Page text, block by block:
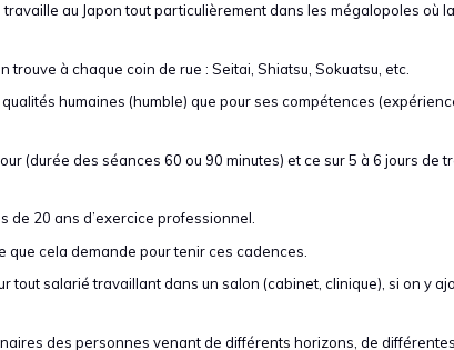
au Japon tout particulièrement dans les mégalopoles où
à chaque coin de rue : Seitai, Shiatsu, Sokuatsu, etc.
humaines (humble) que pour ses compétences
(durée des séances 60 ou 90 minutes) et ce sur 5 à 6 jours de
de 20 ans d’exercice professionnel.
cela demande pour tenir ces cadences.
tout salarié travaillant dans un salon (cabinet, clinique), si on y
des personnes venant de différents horizons, de